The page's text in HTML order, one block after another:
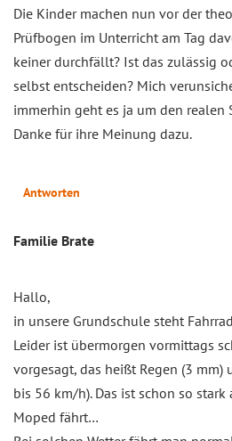
Die Kinder machen nun vor der
Prüfbogen im Unterricht am Tag
keiner durchfällt? Ist das zulässig
selbst entscheiden? Mich
immerhin geht es ja um den realen
Danke für ihre Meinung dazu.
Antworten
Familie Brate
Hallo,
in unsere Grundschule steht
Leider ist übermorgen vormittags
vorgesagt, das heißt Regen (3
bis 56 km/h). Das ist schon so
Moped fährt…